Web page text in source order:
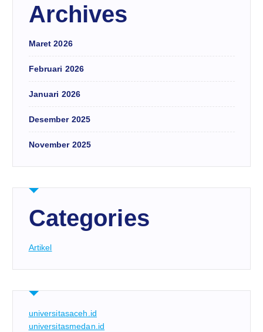
Archives
Maret 2026
Februari 2026
Januari 2026
Desember 2025
November 2025
Categories
Artikel
universitasaceh.id
universitasmedan.id